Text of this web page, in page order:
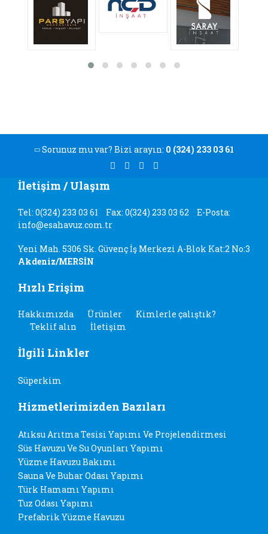
Sorunuz mu var? Bizi arayın: 0 (324) 233 03 61
İletişim / Ulaşım
Tel: 0(324) 233 03 61 Fax: 0(324) 233 03 62
E-Posta:
info@esahavuz.com.tr
Yeni Mah. 5306 Sk. Güvenç İş Merkezi A-Blok Kat:2 No:3
Akdeniz/MERSİN
Hızlı Erişim
Hakkımızda Ürünler
Kimlerle çalıştık?
Teklif alın
İletişim
İlgili Linkler
Süperkim
Hizmetlerimizden Bazıları
Atıksu Arıtma Tesisi Yapımı Ve Projelendirmesi
Süs Havuzu Ve Su Oyunları Yapımı
Yüzme Havuzu Bakımı
Sauna Ve Buhar Odası Yapımı
Türk Hamamı Yapımı
Tuz Odası Yapımı
Prefabrik Yüzme Havuzu